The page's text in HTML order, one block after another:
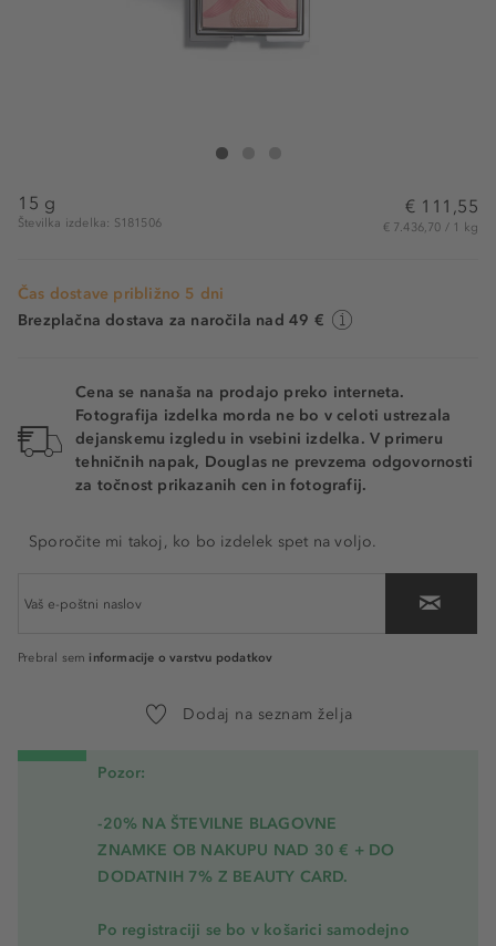
Sisley L'Orchidée Rose
15 g
Številka izdelka: S181506
€ 111,55
€ 7.436,70 / 1 kg
Čas dostave približno 5 dni
Brezplačna dostava za naročila nad 49 €
Cena se nanaša na prodajo preko interneta.
Fotografija izdelka morda ne bo v celoti ustrezala
dejanskemu izgledu in vsebini izdelka. V primeru
tehničnih napak, Douglas ne prevzema odgovornosti
za točnost prikazanih cen in fotografij.
Sporočite mi takoj, ko bo izdelek spet na voljo.
Prebral sem informacije o varstvu podatkov
Dodaj na seznam želja
Pozor:
-20% NA ŠTEVILNE BLAGOVNE
ZNAMKE OB NAKUPU NAD 30 € + DO
DODATNIH 7% Z BEAUTY CARD.
Po registraciji se bo v košarici samodejno